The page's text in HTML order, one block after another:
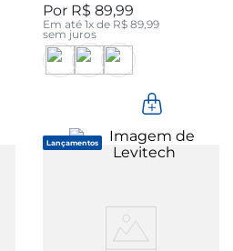
R$ 89,99
Em até 1x de R$ 89 99
sem juros
Lançamentos